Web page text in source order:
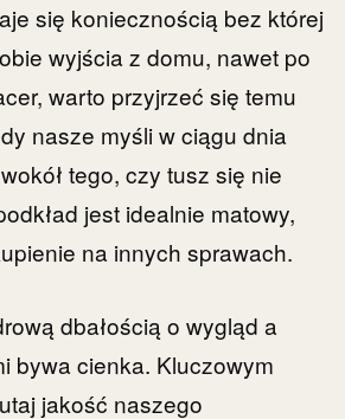
się koniecznością bez której
wyjścia z domu, nawet po
warto przyjrzeć się temu
nasze myśli w ciągu dnia
tego, czy tusz się nie
jest idealnie matowy,
na innych sprawach.
dbałością o wygląd a
bywa cienka. Kluczowym
jakość naszego